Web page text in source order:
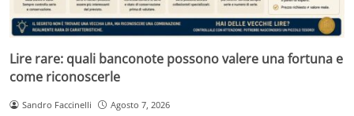
Lire rare: quali banconote possono valere una fortuna e
come riconoscerle
Sandro Faccinelli Agosto 7, 2026